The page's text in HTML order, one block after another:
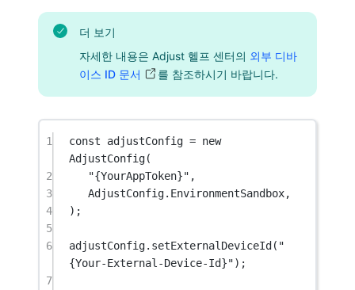
더 보기
자세한 내용은 Adjust 헬프 센터의 외부 디바
이스 ID 문서
를 참조하시기 바랍니다.
1 const adjustConfig = new
AdjustConfig(
2
"{YourAppToken}" ,
3
AdjustConfig.EnvironmentSandbox,
4
);
5
6
adjustConfig. setExternalDeviceId ( "
{Your-External-Device-Id}");
7